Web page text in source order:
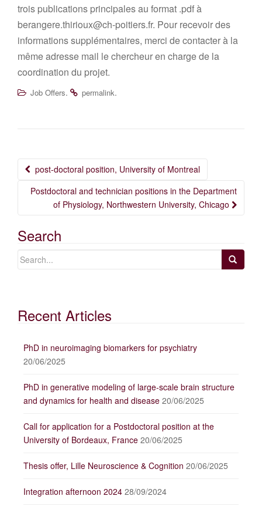
trois publications principales au format .pdf à
berangere.thirioux@ch-poitiers.fr. Pour recevoir des
informations supplémentaires, merci de contacter à la
même adresse mail le chercheur en charge de la
coordination du projet.
Job Offers. permalink.
Post
navigation
post-doctoral position, University of Montreal
Postdoctoral and technician positions in the Department
of Physiology, Northwestern University, Chicago
Search
Recent Articles
PhD in neuroimaging biomarkers for psychiatry
20/06/2025
PhD in generative modeling of large-scale brain structure
and dynamics for health and disease 20/06/2025
Call for application for a Postdoctoral position at the
University of Bordeaux, France 20/06/2025
Thesis offer, Lille Neuroscience & Cognition 20/06/2025
Integration afternoon 2024 28/09/2024